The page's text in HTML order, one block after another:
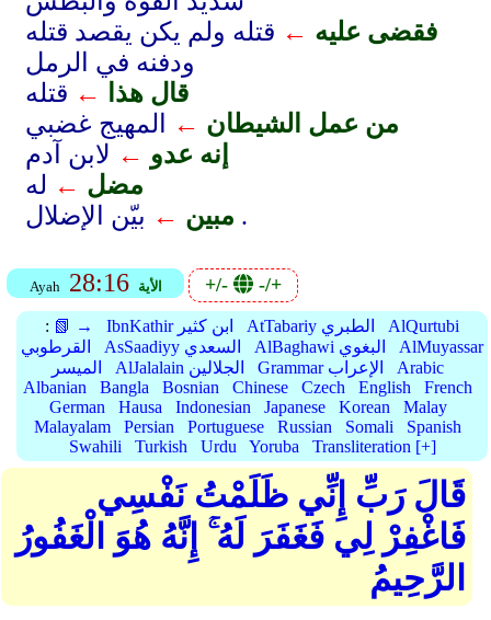
فقضى عليه ← قتله ولم يكن يقصد قتله
ودفنه في الرمل
قال هذا
← قتله
من عمل الشيطان ←
المهيج غضبي
إنه عدو ← لابن آدم
مضل ← له
مبين ← بيّن الإضلال .
Ayah 28:16 الأية +/- -/+
: 📗 → IbnKathir ابن كثير AtTabariy الطبري
AlQurtubi
القرطوبي
AsSaadiyy السعدي AlBaghawi البغوي
AlMuyassar
الميسر
AlJalalain الجلالين Grammar الإعراب
Arabic
Albanian
Bangla Bosnian Chinese Czech English
French
German
Hausa Indonesian Japanese Korean
Malay
Malayalam
Persian Portuguese Russian Somali
Spanish
Swahili
Turkish Urdu Yoruba Transliteration [+]
قَالَ رَبِّ إِنِّي ظَلَمْتُ نَفْسِي
فَاغْفِرْ لِي فَغَفَرَ لَهُ ۚ إِنَّهُ هُوَ الْغَفُورُ
الرَّحِيمُ